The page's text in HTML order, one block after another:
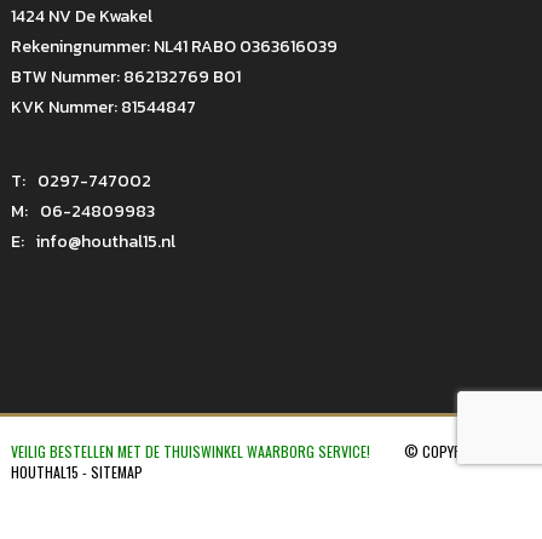
1424 NV De Kwakel
Rekeningnummer: NL41 RABO 0363616039
BTW Nummer: 862132769 B01
KVK Nummer: 81544847
T: 0297-747002
M: 06-24809983
E: info@houthal15.nl
VEILIG BESTELLEN MET DE THUISWINKEL WAARBORG SERVICE!
© COPYRIGHT 2026
HOUTHAL15 -SITEMAP